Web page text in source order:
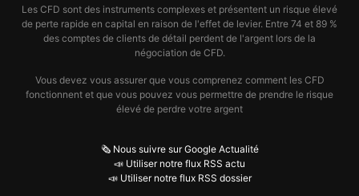
Les CFD sont des instruments complexes et présentent un risque élevé
de perte rapide en capital en raison de l'effet de levier. Entre 74 et 89 %
des comptes de clients de détail perdent de l'argent lors de la
négociation de CFD.
Vous devez vous assurer que vous comprenez comment les CFD
fonctionnent et que vous pouvez vous permettre de prendre le risque
élevé de perdre votre argent
🗞️ Nous suivre sur Google Actualité
📣 Utiliser notre flux RSS actu
📣 Utiliser notre flux RSS dossier